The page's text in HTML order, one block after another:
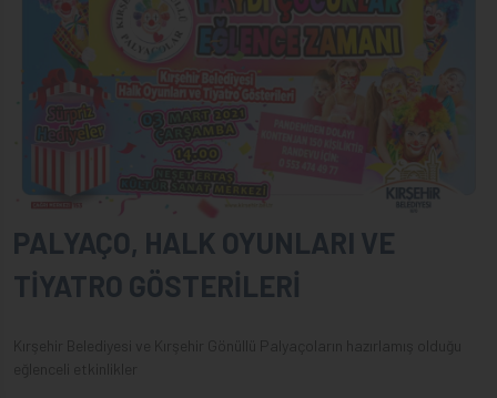
PALYAÇO, HALK OYUNLARI VE
TİYATRO GÖSTERİLERİ